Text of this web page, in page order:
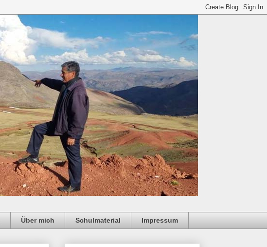
Über mich Schulmaterial Impressum